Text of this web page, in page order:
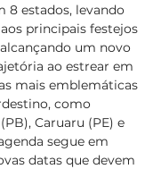
8 estados, levando
principais festejos
um novo
ao estrear em
mais emblemáticas
como
Caruaru (PE) e
segue em
datas que devem